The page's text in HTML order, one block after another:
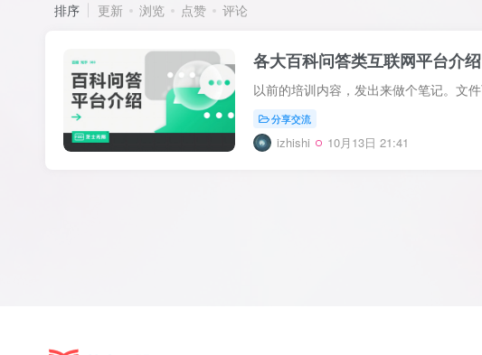
排序 更新 浏览 点赞 评论
各大百科问答类互联网平台介绍
分享交流
izhishi 10月13日 21:41